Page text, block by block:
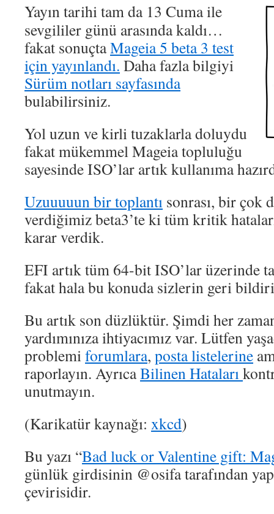
Yayın tarihi tam da 13 Cuma ile
sevgililer günü arasında kaldı…
fakat sonuçtaMageia 5 beta 3 test
için yayınlandı. Daha fazla bilgiyi
Sürüm notları sayfasında
bulabilirsiniz.
Yol uzun ve kirli tuzaklarla doluydu
fakat mükemmel Mageia topluluğu
sayesinde ISO’lar artık kullanıma
Uzuuuuun bir toplantı sonrası, bir çok
verdiğimiz beta3’te ki tüm kritik
karar verdik.
EFI artık tüm 64-bit ISO’lar üzerinde
fakat hala bu konuda sizlerin geri
Bu artık son düzlüktür. Şimdi her
yardımınıza ihtiyacımız var. Lütfen
problemiforumlara, posta listelerine
raporlayın. AyrıcaBilinen Hataları
unutmayın.
(Karikatür kaynağı: xkcd)
Bu yazı “Bad luck or Valentine gift:
günlük girdisinin @osifa tarafından
çevirisidir.